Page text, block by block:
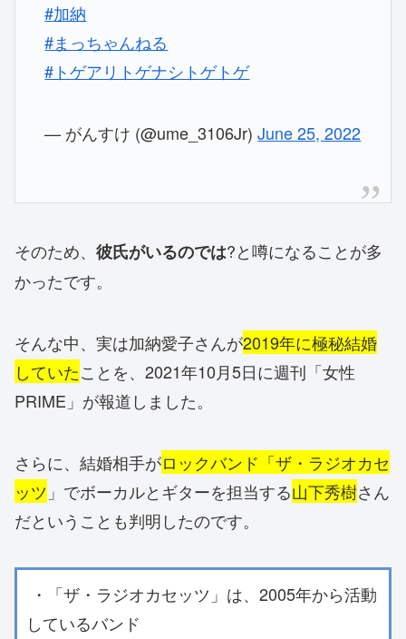
#加納
#まっちゃんねる
#トゲアリトゲナシトゲトゲ
— がんすけ (@ume_3106Jr)June 25, 2022
そのため、 彼氏がいるのでは?と噂になることが多
かったです。
そんな中、実は加納愛子さんが2019年に極秘結婚
していたことを、2021年10月5日に週刊「女性
PRIME」が報道しました。
さらに、結婚相手がロックバンド「ザ・ラジオカセ
ッツ 」でボーカルとギターを担当する山下秀樹さん
だということも判明したのです。
・「ザ・ラジオカセッツ」は、2005年から活動
しているバンド